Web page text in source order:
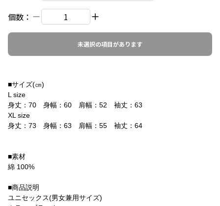
個数：
未選択の項目があります
■サイズ(㎝)
L size
身丈：70 身幅：60 肩幅：52 袖丈：63
XL size
身丈：73 身幅：63 肩幅：55 袖丈：64
■素材
綿 100%
■商品説明
ユニセックス(男女兼用サイズ)